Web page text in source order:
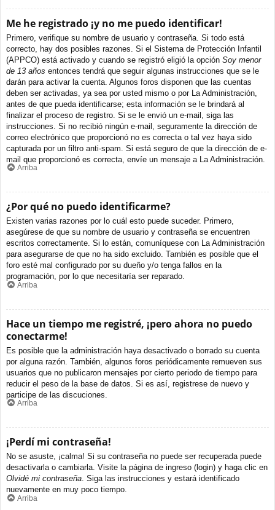
Me he registrado ¡y no me puedo identificar!
Primero, verifique su nombre de usuario y contraseña. Si todo está
correcto, hay dos posibles razones. Si el Sistema de Protección Infantil
(APPCO) está activado y cuando se registró eligió la opción Soy menor
de 13 años entonces tendrá que seguir algunas instrucciones que se le
darán para activar la cuenta. Algunos foros disponen que las cuentas
deben ser activadas, ya sea por usted mismo o por La Administración,
antes de que pueda identificarse; esta información se le brindará al
finalizar el proceso de registro. Si se le envió un e-mail, siga las
instrucciones. Si no recibió ningún e-mail, seguramente la dirección de
correo electrónico que proporcionó no es correcta o tal vez haya sido
capturada por un filtro anti-spam. Si está seguro de que la dirección de e-
mail que proporcionó es correcta, envíe un mensaje a La Administración.
Arriba
¿Por qué no puedo identificarme?
Existen varias razones por lo cuál esto puede suceder. Primero,
asegúrese de que su nombre de usuario y contraseña se encuentren
escritos correctamente. Si lo están, comuníquese con La Administración
para asegurarse de que no ha sido excluido. También es posible que el
foro esté mal configurado por su dueño y/o tenga fallos en la
programación, por lo que necesitaría ser reparado.
Arriba
Hace un tiempo me registré, ¡pero ahora no puedo
conectarme!
Es posible que la administración haya desactivado o borrado su cuenta
por alguna razón. También, algunos foros periódicamente remueven sus
usuarios que no publicaron mensajes por cierto periodo de tiempo para
reducir el peso de la base de datos. Si es así, registrese de nuevo y
participe de las discuciones.
Arriba
¡Perdí mi contraseña!
No se asuste, ¡calma! Si su contraseña no puede ser recuperada puede
desactivarla o cambiarla. Visite la página de ingreso (login) y haga clic en
Olvidé mi contraseña. Siga las instrucciones y estará identificado
nuevamente en muy poco tiempo.
Arriba